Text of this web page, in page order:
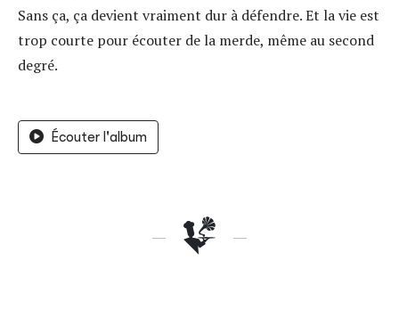
Sans ça, ça devient vraiment dur à défendre. Et la vie est
trop courte pour écouter de la merde, même au second
degré.
Écouter l'album